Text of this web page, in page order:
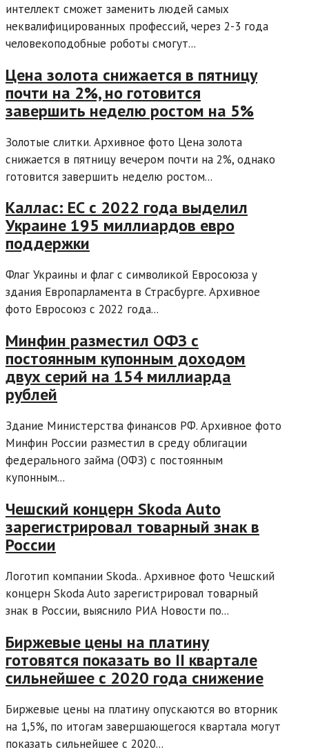
интеллект сможет заменить людей самых
неквалифицированных профессий, через 2-3 года
человекоподобные роботы смогут...
Цена золота снижается в пятницу
почти на 2%, но готовится
завершить неделю ростом на 5%
Золотые слитки. Архивное фото Цена золота
снижается в пятницу вечером почти на 2%, однако
готовится завершить неделю ростом...
Каллас: ЕС с 2022 года выделил
Украине 195 миллиардов евро
поддержки
Флаг Украины и флаг с символикой Евросоюза у
здания Европарламента в Страсбурге. Архивное
фото Евросоюз с 2022 года...
Минфин разместил ОФЗ с
постоянным купонным доходом
двух серий на 154 миллиарда
рублей
Здание Министерства финансов РФ. Архивное фото
Минфин России разместил в среду облигации
федерального займа (ОФЗ) с постоянным
купонным...
Чешский концерн Skoda Auto
зарегистрировал товарный знак в
России
Логотип компании Skoda.. Архивное фото Чешский
концерн Skoda Auto зарегистрировал товарный
знак в России, выяснило РИА Новости по...
Биржевые цены на платину
готовятся показать во II квартале
сильнейшее с 2020 года снижение
Биржевые цены на платину опускаются во вторник
на 1,5%, по итогам завершающегося квартала могут
показать сильнейшее с 2020...